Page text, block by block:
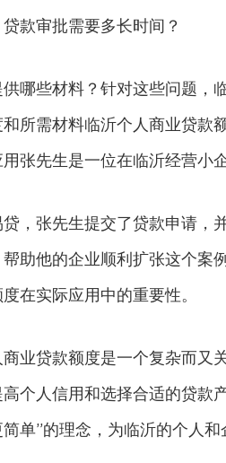
款审批需要多长时间？
哪些材料？针对这些问题，
所需材料临沂个人商业贷款
张先生是一位在临沂经营小
，张先生提交了贷款申请，
助他的企业顺利扩张这个案
在实际应用中的重要性。
商业贷款额度是一个复杂而又
个人信用和选择合适的贷款
单”的理念，为临沂的个人和